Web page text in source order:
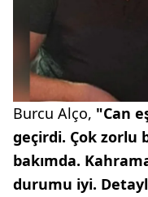
Burcu Alço, "Can
geçirdi. Çok zorlu
bakımda.
durumu iyi.